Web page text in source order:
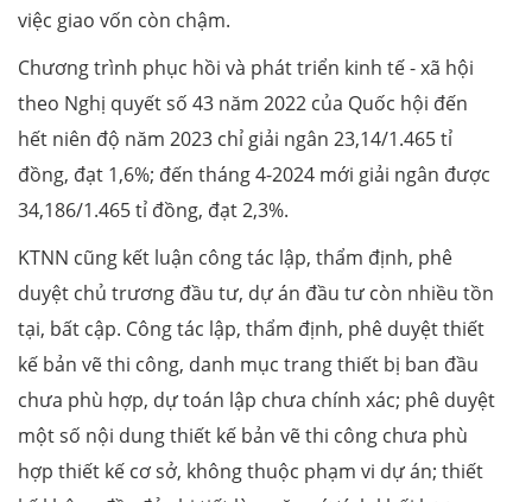
việc giao vốn còn chậm.
Chương trình phục hồi và phát triển kinh tế - xã hội
theo Nghị quyết số 43 năm 2022 của Quốc hội đến
hết niên độ năm 2023 chỉ giải ngân 23,14/1.465 tỉ
đồng, đạt 1,6%; đến tháng 4-2024 mới giải ngân được
34,186/1.465 tỉ đồng, đạt 2,3%.
KTNN cũng kết luận công tác lập, thẩm định, phê
duyệt chủ trương đầu tư, dự án đầu tư còn nhiều tồn
tại, bất cập. Công tác lập, thẩm định, phê duyệt thiết
kế bản vẽ thi công, danh mục trang thiết bị ban đầu
chưa phù hợp, dự toán lập chưa chính xác; phê duyệt
một số nội dung thiết kế bản vẽ thi công chưa phù
hợp thiết kế cơ sở, không thuộc phạm vi dự án; thiết